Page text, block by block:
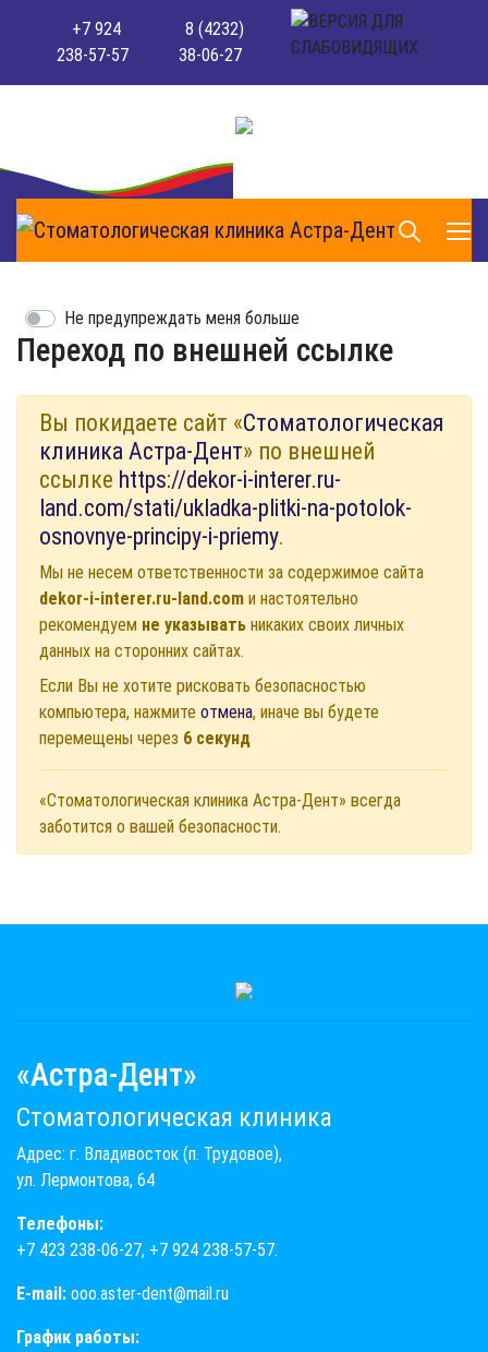
+7 924
238-57-57
8 (4232)
38-06-27
Переход по внешней ссылке
Не предупреждать меня больше
Вы покидаете сайт «Стоматологическая
клиника Астра-Дент» по внешней
ссылке https://dekor-i-interer.ru-
land.com/stati/ukladka-plitki-na-potolok-
osnovnye-principy-i-priemy.
Мы не несем ответственности за содержимое сайта
dekor-i-interer.ru-land.com и настоятельно
рекомендуем не указывать никаких своих личных
данных на сторонних сайтах.
Если Вы не хотите рисковать безопасностью
компьютера, нажмите отмена, иначе вы будете
перемещены через 6 секунд
«Стоматологическая клиника Астра-Дент» всегда
заботится о вашей безопасности.
«Астра-Дент»
Стоматологическая клиника
Адрес: г. Владивосток (п. Трудовое),
ул. Лермонтова, 64
Телефоны:
+7 423 238-06-27, +7 924 238-57-57.
E-mail: ooo.aster-dent@mail.ru
График работы: